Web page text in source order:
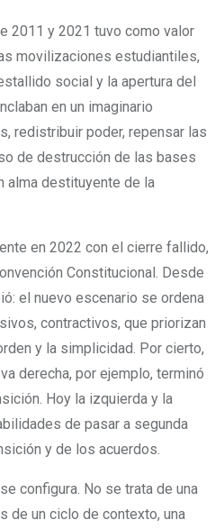
2011 y 2021 tuvo como valor
movilizaciones estudiantiles,
social y la apertura del
en un imaginario
redistribuir poder, repensar las
de destrucción de las bases
alma destituyente de la
en 2022 con el cierre fallido,
Constitucional. Desde
el nuevo escenario se ordena
contractivos, que priorizan
y la simplicidad. Por cierto,
derecha, por ejemplo, terminó
Hoy la izquierda y la
de pasar a segunda
y de los acuerdos.
configura. No se trata de una
de un ciclo de contexto, una